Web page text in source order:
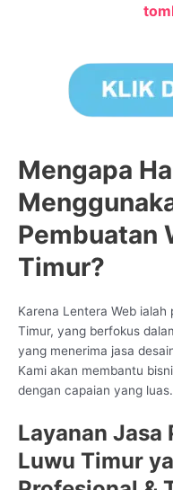
Mengapa
Pembuatan
Timur?
Karena Lentera Web
Timur, yang berfokus
yang menerima jasa
Kami akan membantu
dengan capaian yang luas.
Layanan Jasa
Luwu Timur
CS
Online